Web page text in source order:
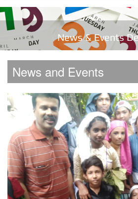
News & Events
News and Events